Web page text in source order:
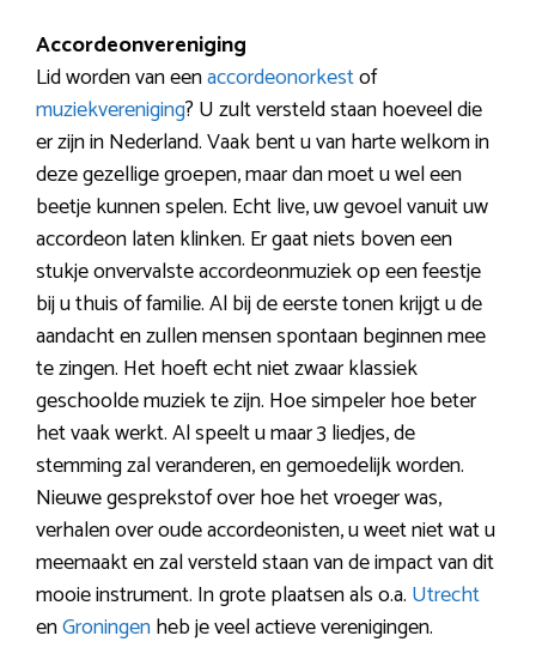
Accordeonvereniging
Lid worden van eenaccordeonorkestof
muziekvereniging? U zult versteld staan hoeveel die
er zijn in Nederland. Vaak bent u van harte welkom in
deze gezellige groepen, maar dan moet u wel een
beetje kunnen spelen. Echt live, uw gevoel vanuit uw
accordeon laten klinken. Er gaat niets boven een
stukje onvervalste accordeonmuziek op een feestje
bij u thuis of familie. Al bij de eerste tonen krijgt u de
aandacht en zullen mensen spontaan beginnen mee
te zingen. Het hoeft echt niet zwaar klassiek
geschoolde muziek te zijn. Hoe simpeler hoe beter
het vaak werkt. Al speelt u maar 3 liedjes, de
stemming zal veranderen, en gemoedelijk worden.
Nieuwe gesprekstof over hoe het vroeger was,
verhalen over oude accordeonisten, u weet niet wat u
meemaakt en zal versteld staan van de impact van dit
mooie instrument. In grote plaatsen als o.a. Utrecht
enGroningenheb je veel actieve verenigingen.